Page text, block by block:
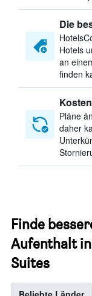
Die
Hotels
an
finden
Pläne
daher
Finde
Aufenthalt
Suites